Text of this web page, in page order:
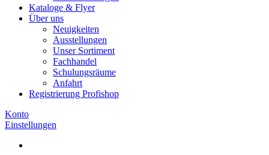
Kataloge & Flyer
Über uns
Neuigkeiten
Ausstellungen
Unser Sortiment
Fachhandel
Schulungsräume
Anfahrt
Registrierung Profishop
Konto
Einstellungen